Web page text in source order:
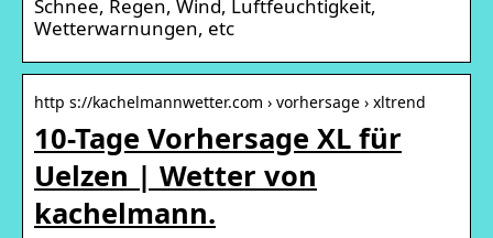
Schnee, Regen, Wind, Luftfeuchtigkeit,
Wetterwarnungen, etc
http s://kachelmannwetter.com › vorhersage › xltrend
10-Tage Vorhersage XL für
Uelzen | Wetter von
kachelmann.